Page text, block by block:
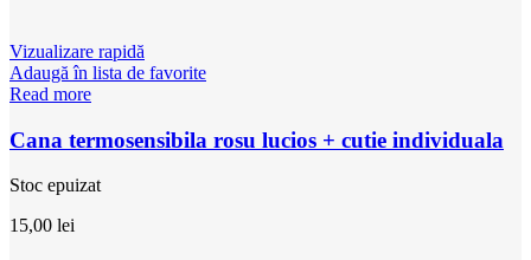
Vizualizare rapidă
Adaugă în lista de favorite
Read more
Cana termosensibila rosu lucios + cutie individuala
Stoc epuizat
15,00 lei